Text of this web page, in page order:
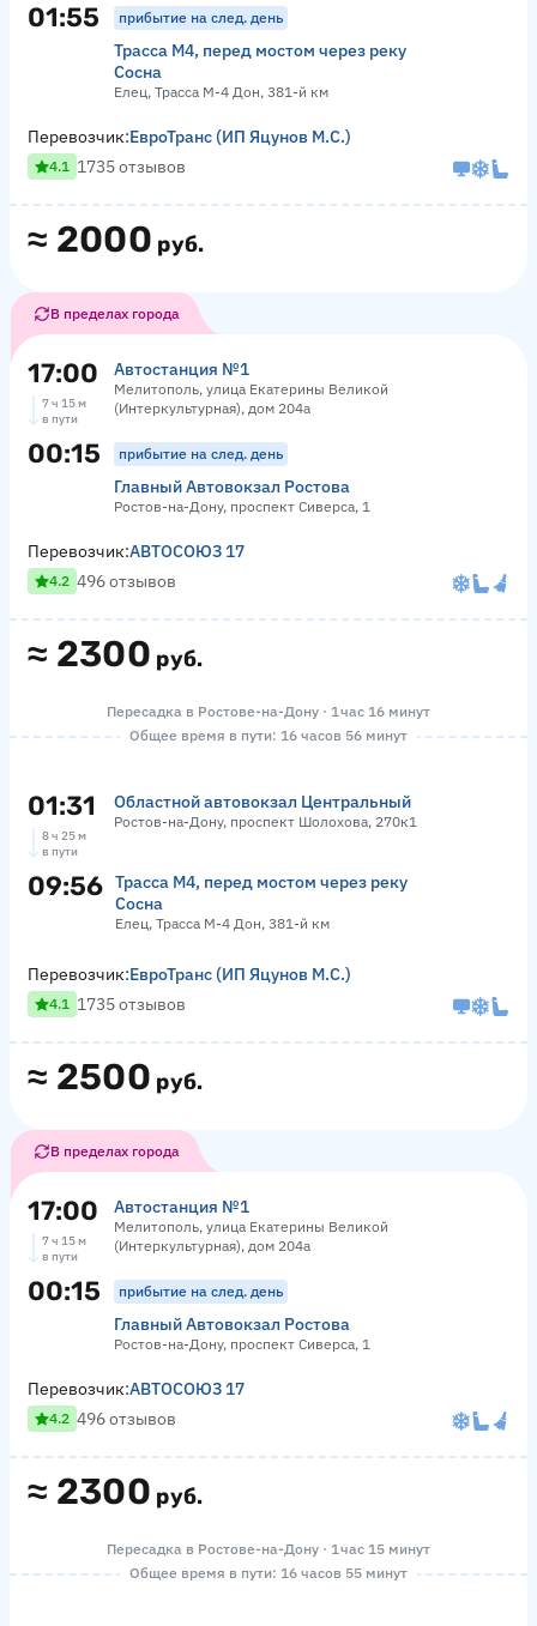
01:55 прибытие на след. день
Трасса М4, перед мостом через реку
Сосна
Елец, Трасса М-4 Дон, 381-й км
≈ 2000 руб.
Перевозчик:ЕвроТранс (ИП Яцунов М.С.)
4.1 1735 отзывов
В пределах города
17:00 Автостанция №1
Мелитополь, улица Екатерины Великой
(Интеркультурная), дом 204а
7 ч 15 м
в пути
00:15 прибытие на след. день
Главный Автовокзал Ростова
Ростов-на-Дону, проспект Сиверса, 1
≈ 2300 руб.
Перевозчик:АВТОСОЮЗ 17
4.2 496 отзывов
Пересадка в Ростове-на-Дону · 1 час 16 минут
Общее время в пути: 16 часов 56 минут
01:31 Областной автовокзал Центральный
Ростов-на-Дону, проспект Шолохова, 270к1
8 ч 25 м
в пути
09:56 Трасса М4, перед мостом через реку
Сосна
Елец, Трасса М-4 Дон, 381-й км
≈ 2500 руб.
Перевозчик:ЕвроТранс (ИП Яцунов М.С.)
4.1 1735 отзывов
В пределах города
17:00 Автостанция №1
Мелитополь, улица Екатерины Великой
(Интеркультурная), дом 204а
7 ч 15 м
в пути
00:15 прибытие на след. день
Главный Автовокзал Ростова
Ростов-на-Дону, проспект Сиверса, 1
≈ 2300 руб.
Перевозчик:АВТОСОЮЗ 17
4.2 496 отзывов
Пересадка в Ростове-на-Дону · 1 час 15 минут
Общее время в пути: 16 часов 55 минут